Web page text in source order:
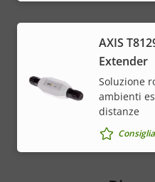
AXIS
Extender
Soluzione
ambienti
distanze
menu